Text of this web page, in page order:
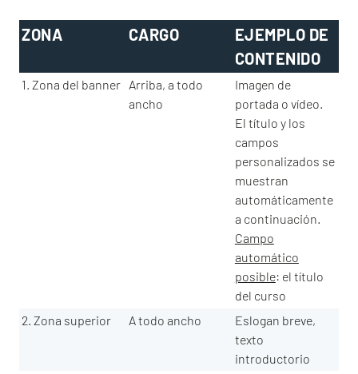
ZONA CARGO
EJEMPLO DE
CONTENIDO
1. Zona del banner Arriba, a todo
ancho
Imagen de
portada o vídeo.
El título y los
campos
personalizados se
muestran
automáticamente
a continuación.
Campo
automático
posible: el título
del curso
2. Zona superior
A todo ancho
Eslogan breve,
texto
introductorio